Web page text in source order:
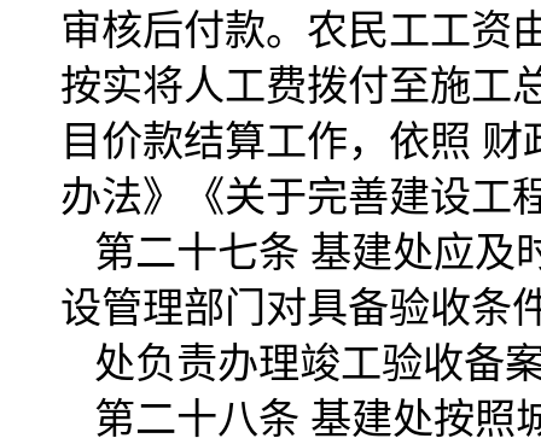
审核后付款。农民工工资
按实将人工费拨付至施工
目价款结算工作，依照
办法》《关于完善建设工
第二十七条 基建处应及
设管理部门对具备验收条
处负责办理竣工验收备
第二十八条 基建处按照